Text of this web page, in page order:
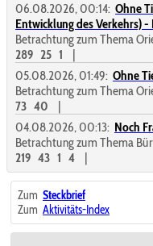
06.08.2026, 00:14: Ohne
Entwicklung des Verkehrs) -
Betrachtung zum Thema
289 25 1
05.08.2026, 01:49: Ohne
Betrachtung zum Thema
73 40
04.08.2026, 00:13: Noch
Betrachtung zum Thema
219 43 1 4
Zum Steckbrief
Zum Aktivitäts-Index